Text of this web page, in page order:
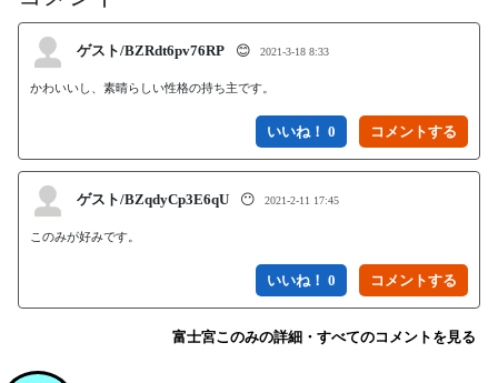
ゲスト/BZRdt6pv76RP 😊 2021-3-18 8:33
かわいいし、素晴らしい性格の持ち主です。
いいね！ 0
ゲスト/BZqdyCp3E6qU 😶 2021-2-11 17:45
このみが好みです。
いいね！ 0
富士宮このみの詳細・すべてのコメントを見る